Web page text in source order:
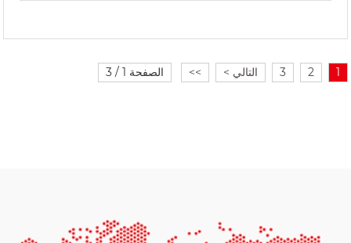
1
2
3 التالي > >> الصفحة 1 / 3